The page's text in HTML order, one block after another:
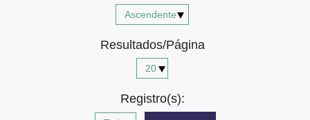
Resultados/Página
Registro(s):